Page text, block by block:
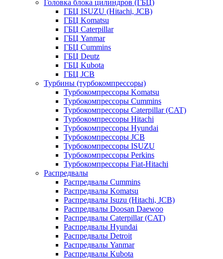
Головка блока цилиндров (ГБЦ)
ГБЦ ISUZU (Hitachi, JCB)
ГБЦ Komatsu
ГБЦ Caterpillar
ГБЦ Yanmar
ГБЦ Cummins
ГБЦ Deutz
ГБЦ Kubota
ГБЦ JCB
Турбины (турбокомпрессоры)
Турбокомпрессоры Komatsu
Турбокомпрессоры Cummins
Турбокомпрессоры Caterpillar (CAT)
Турбокомпрессоры Hitachi
Турбокомпрессоры Hyundai
Турбокомпрессоры JCB
Турбокомпрессоры ISUZU
Турбокомпрессоры Perkins
Турбокомпрессоры Fiat-Hitachi
Распредвалы
Распредвалы Cummins
Распредвалы Komatsu
Распредвалы Isuzu (Hitachi, JCB)
Распредвалы Doosan Daewoo
Распредвалы Caterpillar (CAT)
Распредвалы Hyundai
Распредвалы Detroit
Распредвалы Yanmar
Распредвалы Kubota